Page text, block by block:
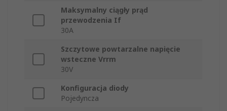
Maksymalny ciągły prąd
przewodzenia If
30A
Szczytowe powtarzalne napięcie
wsteczne Vrrm
30V
Konfiguracja diody
Pojedyncza